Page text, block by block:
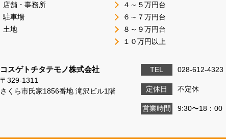
店舗・事務所
駐車場
土地
４～５万円台
６～７万円台
８～９万円台
１０万円以上
コスゲトチタテモノ株式会社
〒329-1311
さくら市氏家1856番地 滝沢ビル1階
TEL 028-612-4323
定休日 不定休
営業時間 9:30〜18：00